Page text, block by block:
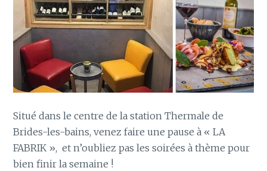
Situé dans le centre de la station Thermale de
Brides-les-bains, venez faire une pause à « LA
FABRIK », et n’oubliez pas les soirées à thème pour
bien finir la semaine !